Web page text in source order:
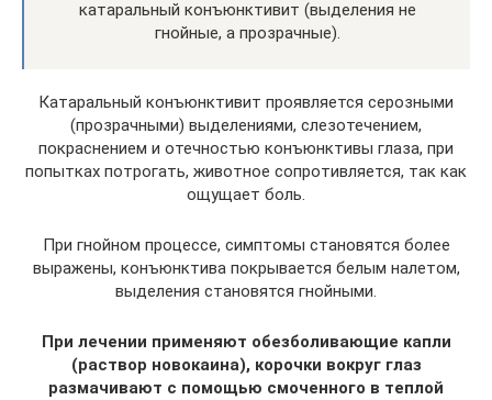
катаральный конъюнктивит (выделения не
гнойные, а прозрачные).
Катаральный конъюнктивит проявляется серозными
(прозрачными) выделениями, слезотечением,
покраснением и отечностью конъюнктивы глаза, при
попытках потрогать, животное сопротивляется, так как
ощущает боль.
При гнойном процессе, симптомы становятся более
выражены, конъюнктива покрывается белым налетом,
выделения становятся гнойными.
При лечении применяют обезболивающие капли
(раствор новокаина), корочки вокруг глаз
размачивают с помощью смоченного в теплой